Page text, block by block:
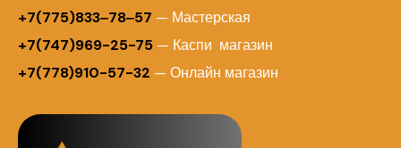
+7(775)833‒78‒57 — Мастерская
+7(747)969-25-75 — Каспи магазин
+7(778)910-57-32 — Онлайн магазин